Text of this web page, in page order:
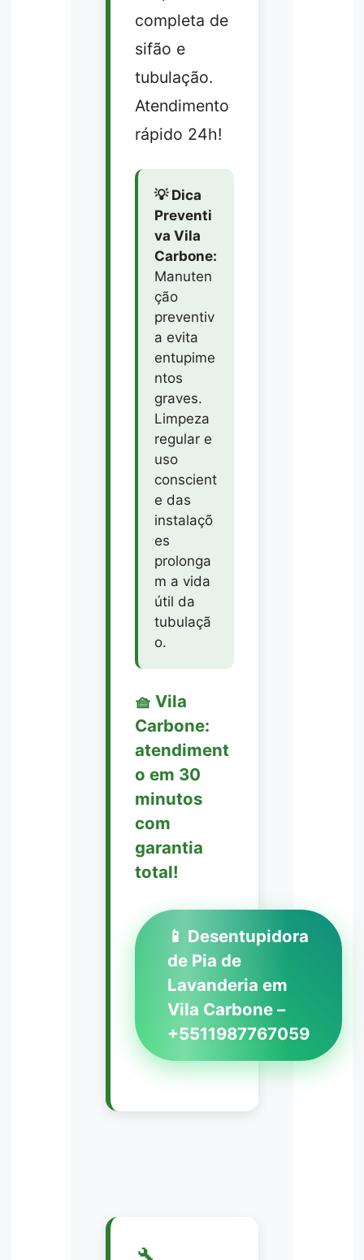
completa de
sifão e
tubulação.
Atendimento
rápido 24h!
💡 Dica
Preventi
va Vila
Carbone:
Manuten
ção
preventiv
a evita
entupime
ntos
graves.
Limpeza
regular e
uso
conscient
e das
instalaçõ
es
prolonga
m a vida
útil da
tubulaçã
o.
🧺 Vila
Carbone:
atendiment
o em 30
minutos
com
garantia
total!
📱 Desentupidora
de Pia de
Lavanderia em
Vila Carbone –
+5511987767059